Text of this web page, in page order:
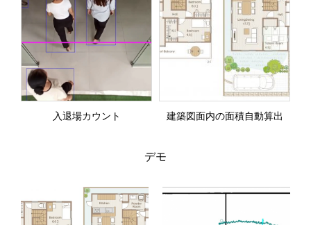
入退場カウント 建築図面内の面積自動算出
デモ